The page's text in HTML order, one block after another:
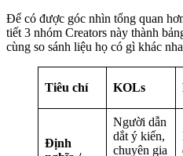
Để có được góc nhìn tổng quan
tiết 3 nhóm Creators này thành
cùng so sánh liệu họ có gì khác
Tiêu chí KOLs
Định
Người dẫn
dắt ý kiến,
chuyên gia